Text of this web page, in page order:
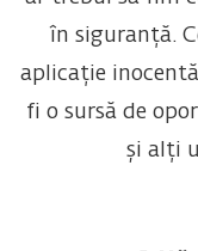
în siguranță.
aplicație
fi o sursă de
și alți